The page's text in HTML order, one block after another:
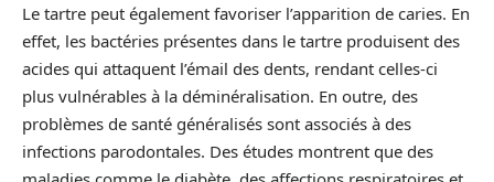
Le tartre peut également favoriser l’apparition de caries. En
effet, les bactéries présentes dans le tartre produisent des
acides qui attaquent l’émail des dents, rendant celles-ci
plus vulnérables à la déminéralisation. En outre, des
problèmes de santé généralisés sont associés à des
infections parodontales. Des études montrent que des